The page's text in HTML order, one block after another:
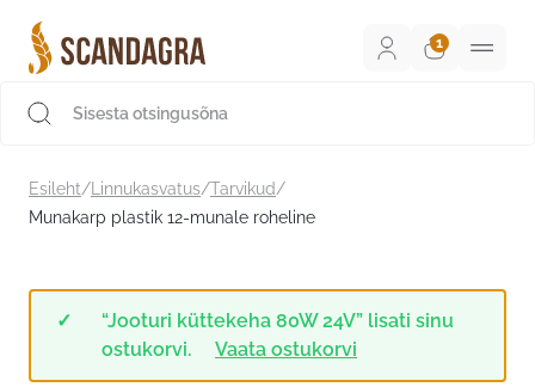
sisu
juurde
Esileht/ Linnukasvatus/Tarvikud/
Munakarp plastik 12-munale roheline
“Jooturi küttekeha 80W 24V” lisati sinu
ostukorvi.
Vaata ostukorvi